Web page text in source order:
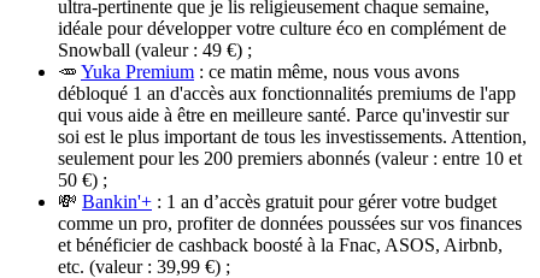
ultra-pertinente que je lis religieusement chaque semaine,
idéale pour développer votre culture éco en complément de
Snowball (valeur : 49 €) ;
🥕 Yuka Premium : ce matin même, nous vous avons
débloqué 1 an d'accès aux fonctionnalités premiums de l'app
qui vous aide à être en meilleure santé. Parce qu'investir sur
soi est le plus important de tous les investissements. Attention,
seulement pour les 200 premiers abonnés (valeur : entre 10 et
50 €) ;
💸 Bankin'+ : 1 an d’accès gratuit pour gérer votre budget
comme un pro, profiter de données poussées sur vos finances
et bénéficier de cashback boosté à la Fnac, ASOS, Airbnb,
etc. (valeur : 39,99 €) ;